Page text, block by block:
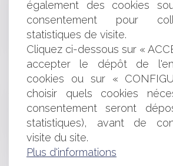
La clause d’indemnité de
stricte même en cas de procédure
Délit de contrefaçon : pas de
des responsabilités
Comment fonctionne la
La réforme du droit des sûretés
Contentieux photovoltaïque
tribunal
Action contre un associé de
en liquidation judiciaire : tribunal
Affaire Tapie (7) : La parole à Bernard
Le coup d'accordéon dans le
met pas en échec la clause de non-
également des cookies
consentement pour
statistiques de visite.
Cliquez ci-dessous sur «
accepter le dépôt de
cookies ou sur «
choisir quels cookies
consentement seront
statistiques), avant de
visite du site.
Plus d'informations